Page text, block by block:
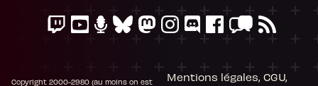
Copyright 2000-2980 (au moins on est
Mentions légales, CGU,